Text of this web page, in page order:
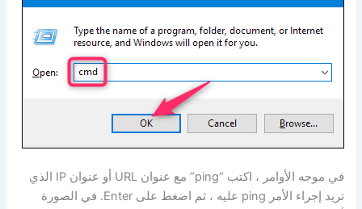
في موجه الأوامر ، اكتب “ping” مع عنوان URL أو عنوان IP الذي
تريد إجراء الأمر ping عليه ، ثم اضغط على Enter. في الصورة